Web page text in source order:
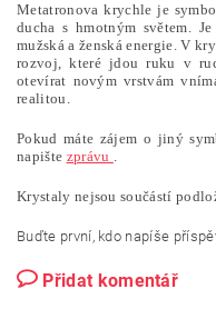
Metatronova krychle je
ducha s hmotným světem.
mužská a ženská energie. V
rozvoj, které jdou ruku v
otevírat novým vrstvám
realitou.
Pokud máte zájem o jiný
napište zprávu .
Krystaly nejsou součástí
Buďte první, kdo napíše
Přidat komentář